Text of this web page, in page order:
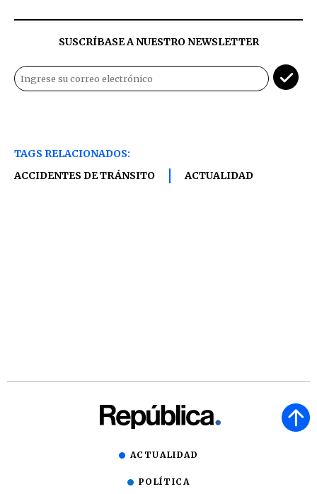
SUSCRÍBASE A NUESTRO NEWSLETTER
TAGS RELACIONADOS:
ACCIDENTES DE TRÁNSITO
ACTUALIDAD
ACTUALIDAD
POLÍTICA